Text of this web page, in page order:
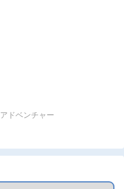
アドベンチャー